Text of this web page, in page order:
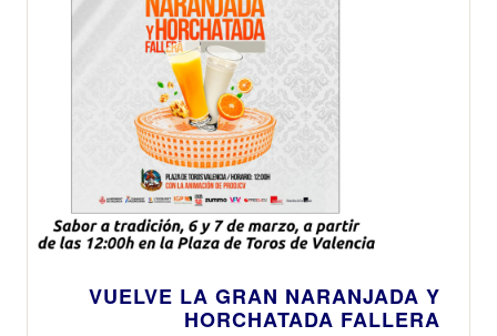
VUELVE LA GRAN NARANJADA Y
HORCHATADA FALLERA